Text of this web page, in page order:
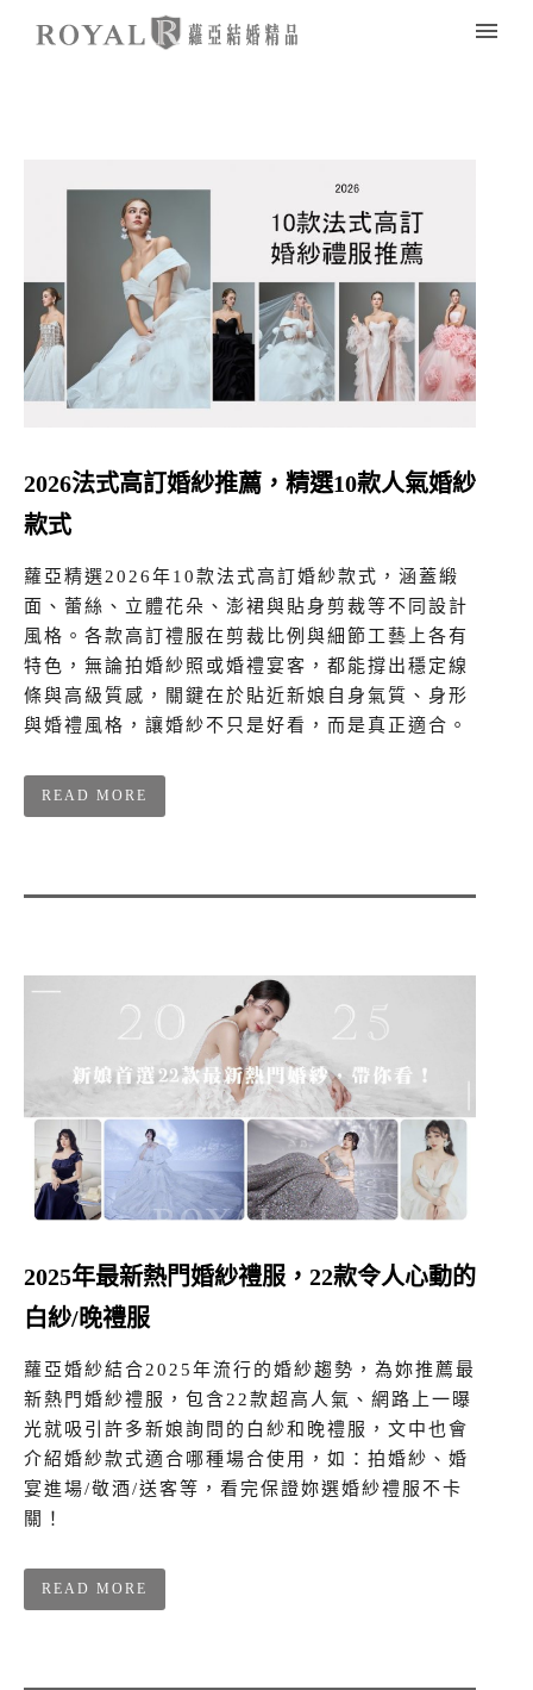
2026法式高訂婚紗推薦，精選10款人氣婚紗
款式
蘿亞精選2026年10款法式高訂婚紗款式，涵蓋緞
面、蕾絲、立體花朵、澎裙與貼身剪裁等不同設計
風格。各款高訂禮服在剪裁比例與細節工藝上各有
特色，無論拍婚紗照或婚禮宴客，都能撐出穩定線
條與高級質感，關鍵在於貼近新娘自身氣質、身形
與婚禮風格，讓婚紗不只是好看，而是真正適合。
READ MORE
2025年最新熱門婚紗禮服，22款令人心動的
白紗/晚禮服
蘿亞婚紗結合2025年流行的婚紗趨勢，為妳推薦最
新熱門婚紗禮服，包含22款超高人氣、網路上一曝
光就吸引許多新娘詢問的白紗和晚禮服，文中也會
介紹婚紗款式適合哪種場合使用，如：拍婚紗、婚
宴進場/敬酒/送客等，看完保證妳選婚紗禮服不卡
關！
READ MORE